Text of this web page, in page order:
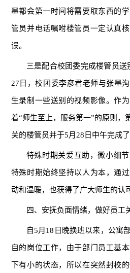
墨都会第一时间将需要取东西的
管员并电话嘱咐楼管员一定认真
误。
三是配合校团委完成楼管员送
27日，校团委李彦君老师与张墨
生录制一些送别的视频影像。作
着“师生至上，服务第一”的原则，
关的楼管员并于5月28日中午完成了
特殊时期关爱互助，微小细
特殊时期始终坚持以人为本，通
动和温暖，也获得了广大师生的认
四、安抚负面情绪，做好员工
自5月18日晚换班以来，公寓
自的岗位工作，由于部门员工基
下有小的状态，所以在突然封校